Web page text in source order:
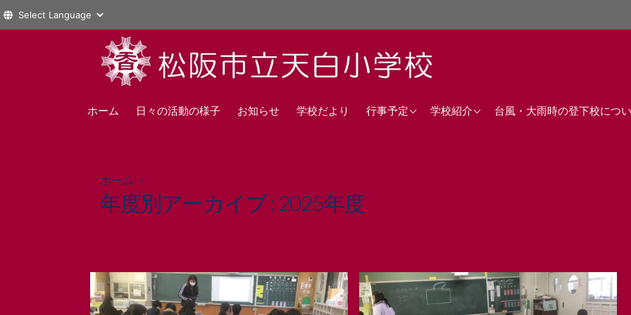
ホーム 日々の活動の様子 お知らせ 学校だより 行事予定
直近の行事予定学校紹介
沿革
台風・大雨時の登下校につ
ホーム >
年度別アーカイブ : 2025年度